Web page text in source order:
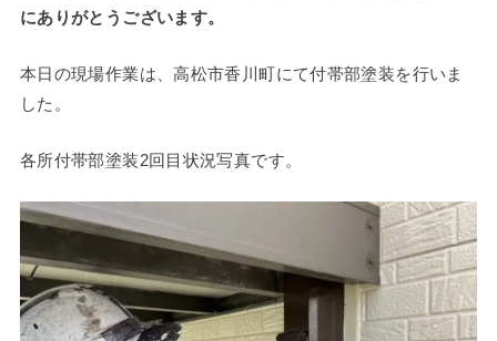
にありがとうございます。
本日の現場作業は、高松市香川町にて付帯部塗装を行いま
した。
各所付帯部塗装2回目状況写真です。